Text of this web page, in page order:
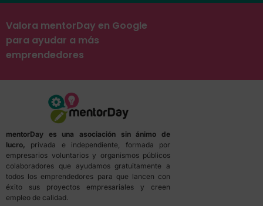
Valora mentorDay en Google
para ayudar a más
emprendedores
mentorDay es una asociación sin ánimo de
lucro, privada e independiente, formada por
empresarios voluntarios y organismos públicos
colaboradores que ayudamos gratuitamente a
todos los emprendedores para que lancen con
éxito sus proyectos empresariales y creen
empleo de calidad.